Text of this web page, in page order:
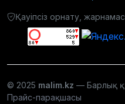
Қауіпсіз орнату,
© 2025 malim.kz — Барлық
Прайс-парақшасы